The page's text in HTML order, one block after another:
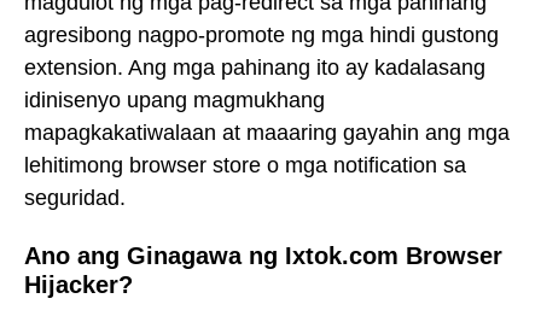
agresibong nagpo-promote ng mga hindi gustong
extension. Ang mga pahinang ito ay kadalasang
idinisenyo upang magmukhang
mapagkakatiwalaan at maaaring gayahin ang mga
lehitimong browser store o mga notification sa
seguridad.
Ano ang Ginagawa ng Ixtok.com Browser
Hijacker?